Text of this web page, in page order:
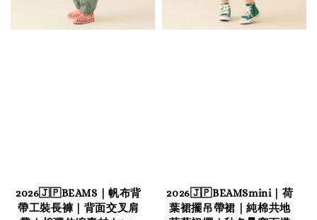
2026🇯🇵BEAMS｜帆布背
帶工裝長褲｜背面交叉肩
2026🇯🇵BEAMSmini｜荷
葉裙擺吊帶裙｜純棉共地